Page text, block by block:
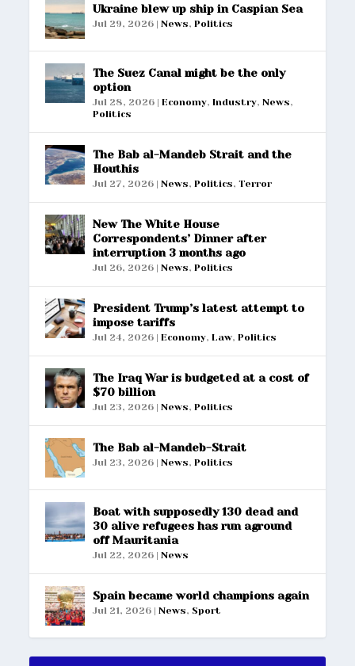
Ukraine blew up ship in Caspian Sea
Jul 29, 2026 |News,Politics
The Suez Canal might be the only
option
Jul 28, 2026 |Economy,Industry,News,
Politics
The Bab al-Mandeb Strait and the
Houthis
Jul 27, 2026 |News,Politics,Terror
New The White House
Correspondents’ Dinner after
interruption 3 months ago
Jul 26, 2026 |News,Politics
President Trump’s latest attempt to
impose tariffs
Jul 24, 2026 |Economy,Law,Politics
The Iraq War is budgeted at a cost of
$70 billion
Jul 23, 2026 |News,Politics
The Bab al-Mandeb-Strait
Jul 23, 2026 |News,Politics
Boat with supposedly 130 dead and
30 alive refugees has run aground
off Mauritania
Jul 22, 2026 |News
Spain became world champions again
Jul 21, 2026 |News, Sport